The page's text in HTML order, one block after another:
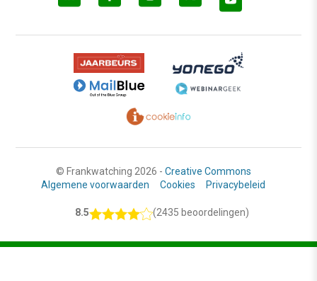
© Frankwatching 2026 - Creative Commons
Algemene voorwaarden
Cookies Privacybeleid
8.5 (2435 beoordelingen)